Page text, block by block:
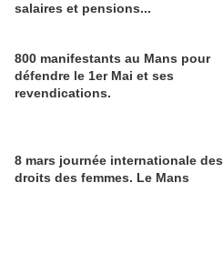
salaires et pensions...
800 manifestants au Mans pour
défendre le 1er Mai et ses
revendications.
8 mars journée internationale des
droits des femmes. Le Mans